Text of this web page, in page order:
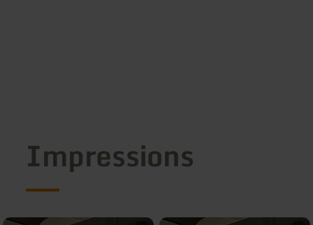
Impressions